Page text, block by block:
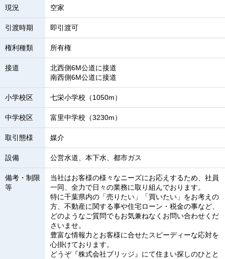
現況 空家
引渡時期 即引渡可
権利種類 所有権
接道
北西側6M公道に接道
南西側6M公道に接道
小学校区 七栄小学校（1050m）
中学校区 富里中学校（3230m）
取引態様 媒介
設備 公営水道、本下水、都市ガス
備考・制限
等
当社はお客様の様々なニーズにお応えするため、社員
一同、全力で日々の業務に取り組んでおります。
特に千葉県内の「売りたい」「買いたい」をお考えの
方、不動産に関する事や住宅ローン・税金の事など、
どのようなご質問でもお気兼ねなくお問い合わせくだ
さいませ。
豊富な情報力とお客様に合せたスピーディーな応対を
心掛けております。
どうぞ『株式会社ブリッジ』にて住まい探しのひとと